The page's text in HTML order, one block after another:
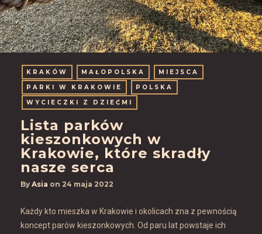
KRAKÓW MAŁOPOLSKA
MIEJSCA
PARKI W KRAKOWIE
POLSKA
WYCIECZKI Z DZIEĆMI
Lista parków
kieszonkowych w
Krakowie, które skradły
nasze serca
By Asia on 24 maja 2022
Każdy kto mieszka w Krakowie i okolicach zna z pewnością
koncept parów kieszonkowych. Od paru lat powstaje ich